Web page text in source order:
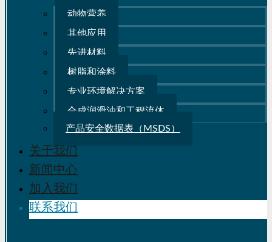
动物营养
其他应用
先进材料
树脂和涂料
专业环境解决方案
合成润滑油和工程流体
产品安全数据表（MSDS）
关于我们
新闻中心
加入我们
联系我们